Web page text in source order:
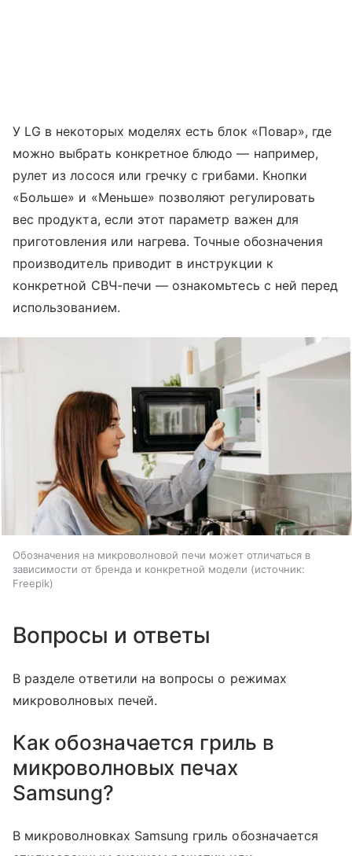
У LG в некоторых моделях есть блок «Повар», где
можно выбрать конкретное блюдо — например,
рулет из лосося или гречку с грибами. Кнопки
«Больше» и «Меньше» позволяют регулировать
вес продукта, если этот параметр важен для
приготовления или нагрева. Точные обозначения
производитель приводит в инструкции к
конкретной СВЧ-печи — ознакомьтесь с ней перед
использованием.
Обозначения на микроволновой печи может отличаться в
зависимости от бренда и конкретной модели
источник:
Freepik
Вопросы и ответы
В разделе ответили на вопросы о режимах
микроволновых печей.
Как обозначается гриль в
микроволновых печах
Samsung?
В микроволновках Samsung гриль обозначается